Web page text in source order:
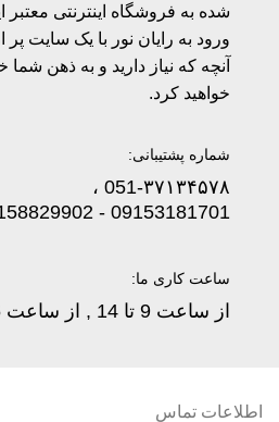
شده به فروشگاه اینترنتی
ورود به رایان نور با یک سایت پر
آنچه که نیاز دارید و به ذهن شما
خواهید کرد.
شماره پشتیبانی:
051-۳۷۱۳۴۵۷۸ ،
09153181701 - 09158829902
ساعت کاری ما:
از ساعت 9 تا 14 , از ساعت 16 تا 20
اطلاعات تماس